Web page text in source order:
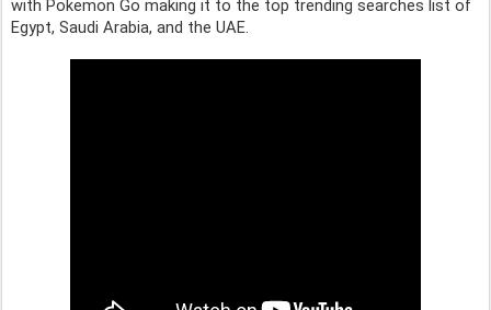
with Pokemon Go making it to the top trending searches list of
Egypt, Saudi Arabia, and the UAE.